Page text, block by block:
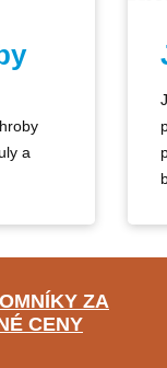
a
ZA
CENY